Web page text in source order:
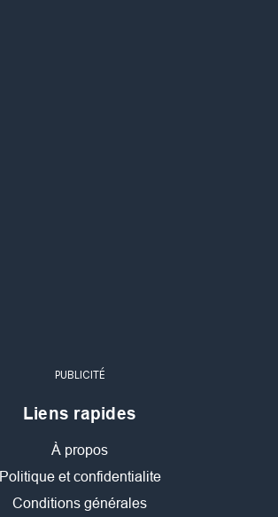
PUBLICITÉ
Liens rapides
À propos
Politique et confidentialite
Conditions générales